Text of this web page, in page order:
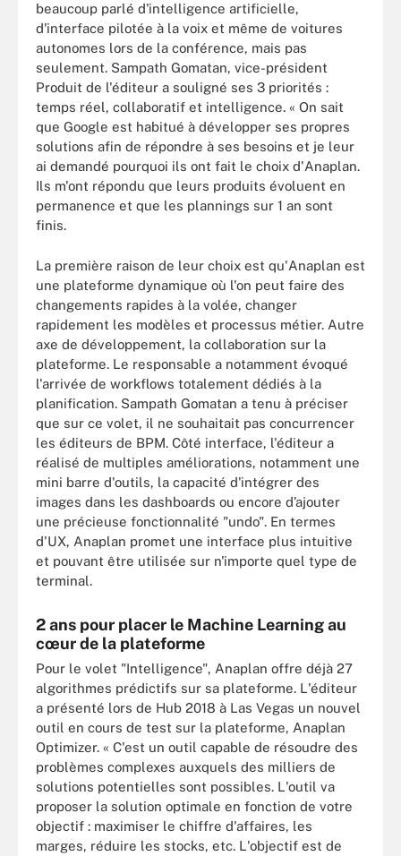
beaucoup parlé d'intelligence artificielle,
d'interface pilotée à la voix et même de voitures
autonomes lors de la conférence, mais pas
seulement. Sampath Gomatan, vice-président
Produit de l'éditeur a souligné ses 3 priorités :
temps réel, collaboratif et intelligence. « On sait
que Google est habitué à développer ses propres
solutions afin de répondre à ses besoins et je leur
ai demandé pourquoi ils ont fait le choix d'Anaplan.
Ils m'ont répondu que leurs produits évoluent en
permanence et que les plannings sur 1 an sont
finis.
La première raison de leur choix est qu'Anaplan est
une plateforme dynamique où l'on peut faire des
changements rapides à la volée, changer
rapidement les modèles et processus métier. Autre
axe de développement, la collaboration sur la
plateforme. Le responsable a notamment évoqué
l'arrivée de workflows totalement dédiés à la
planification. Sampath Gomatan a tenu à préciser
que sur ce volet, il ne souhaitait pas concurrencer
les éditeurs de BPM. Côté interface, l'éditeur a
réalisé de multiples améliorations, notamment une
mini barre d'outils, la capacité d'intégrer des
images dans les dashboards ou encore d’ajouter
une précieuse fonctionnalité "undo". En termes
d'UX, Anaplan promet une interface plus intuitive
et pouvant être utilisée sur n'importe quel type de
terminal.
2 ans pour placer le Machine Learning au
cœur de la plateforme
Pour le volet "Intelligence", Anaplan offre déjà 27
algorithmes prédictifs sur sa plateforme. L'éditeur
a présenté lors de Hub 2018 à Las Vegas un nouvel
outil en cours de test sur la plateforme, Anaplan
Optimizer. « C'est un outil capable de résoudre des
problèmes complexes auxquels des milliers de
solutions potentielles sont possibles. L'outil va
proposer la solution optimale en fonction de votre
objectif : maximiser le chiffre d'affaires, les
marges, réduire les stocks, etc. L'objectif est de